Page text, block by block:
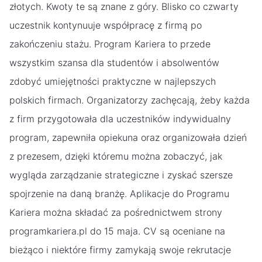
złotych. Kwoty te są znane z góry. Blisko co czwarty
uczestnik kontynuuje współpracę z firmą po
zakończeniu stażu. Program Kariera to przede
wszystkim szansa dla studentów i absolwentów
zdobyć umiejętności praktyczne w najlepszych
polskich firmach. Organizatorzy zachęcają, żeby każda
z firm przygotowała dla uczestników indywidualny
program, zapewniła opiekuna oraz organizowała dzień
z prezesem, dzięki któremu można zobaczyć, jak
wygląda zarządzanie strategiczne i zyskać szersze
spojrzenie na daną branżę. Aplikacje do Programu
Kariera można składać za pośrednictwem strony
programkariera.pl do 15 maja. CV są oceniane na
bieżąco i niektóre firmy zamykają swoje rekrutacje